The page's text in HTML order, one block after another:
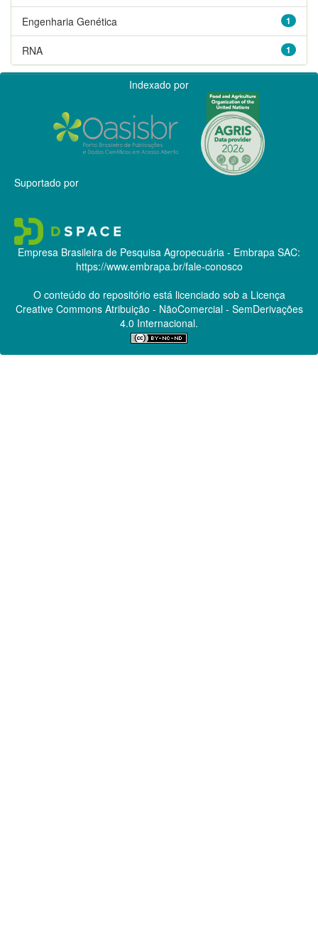
1
Engenharia Genética
1
RNA
Indexado por
Suportado por
Empresa Brasileira de Pesquisa Agropecuária - Embrapa SAC:
https://www.embrapa.br/fale-conosco
O conteúdo do repositório está licenciado sob a Licença
Creative CommonsAtribuição - NãoComercial - SemDerivações
4.0 Internacional.